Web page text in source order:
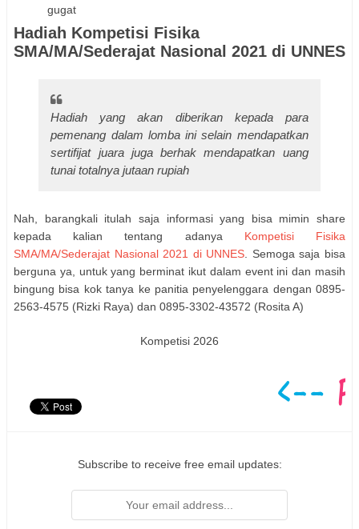
gugat
Hadiah Kompetisi Fisika
SMA/MA/Sederajat Nasional 2021 di UNNES
Hadiah yang akan diberikan kepada para
pemenang dalam lomba ini selain mendapatkan
sertifijat juara juga berhak mendapatkan uang
tunai totalnya jutaan rupiah
Nah, barangkali itulah saja informasi yang bisa mimin share
kepada kalian tentang adanya Kompetisi Fisika
SMA/MA/Sederajat Nasional 2021 di UNNES. Semoga saja bisa
berguna ya, untuk yang berminat ikut dalam event ini dan masih
bingung bisa kok tanya ke panitia penyelenggara dengan 0895-
2563-4575 (Rizki Raya) dan 0895-3302-43572 (Rosita A)
Kompetisi 2026
Subscribe to receive free email updates: